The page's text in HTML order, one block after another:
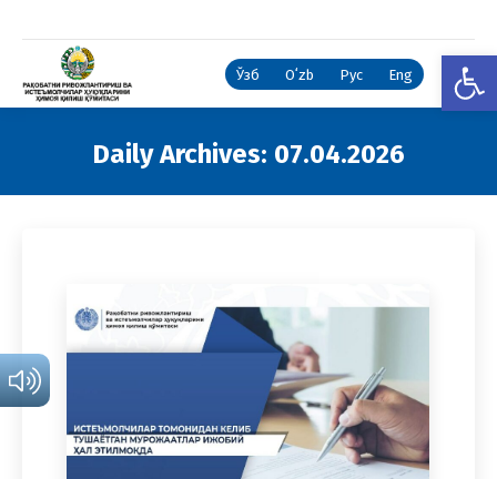
Ўзб Oʻzb Рус Eng
Daily Archives: 07.04.2026